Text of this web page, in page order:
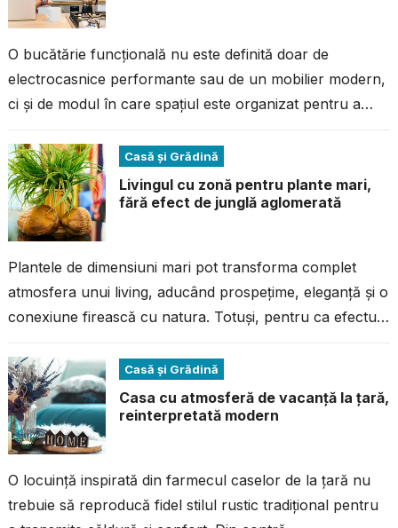
O bucătărie funcțională nu este definită doar de
electrocasnice performante sau de un mobilier modern,
ci și de modul în care spațiul este organizat pentru a
Casă și Grădină
Livingul cu zonă pentru plante mari,
fără efect de junglă aglomerată
Plantele de dimensiuni mari pot transforma complet
atmosfera unui living, aducând prospețime, eleganță și o
conexiune firească cu natura. Totuși, pentru ca efectul
Casă și Grădină
Casa cu atmosferă de vacanță la țară,
reinterpretată modern
O locuință inspirată din farmecul caselor de la țară nu
trebuie să reproducă fidel stilul rustic tradițional pentru